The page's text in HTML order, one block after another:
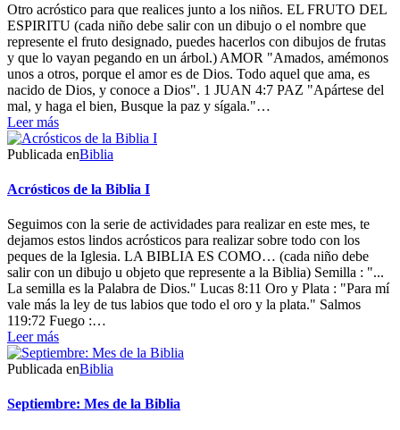
Otro acróstico para que realices junto a los niños. EL FRUTO DEL
ESPIRITU (cada niño debe salir con un dibujo o el nombre que
represente el fruto designado, puedes hacerlos con dibujos de frutas
y que lo vayan pegando en un árbol.) AMOR "Amados, amémonos
unos a otros, porque el amor es de Dios. Todo aquel que ama, es
nacido de Dios, y conoce a Dios". 1 JUAN 4:7 PAZ "Apártese del
mal, y haga el bien, Busque la paz y sígala."…
Leer más
Publicada enBiblia
Acrósticos de la Biblia I
Seguimos con la serie de actividades para realizar en este mes, te
dejamos estos lindos acrósticos para realizar sobre todo con los
peques de la Iglesia. LA BIBLIA ES COMO… (cada niño debe
salir con un dibujo u objeto que represente a la Biblia) Semilla : "...
La semilla es la Palabra de Dios." Lucas 8:11 Oro y Plata : "Para mí
vale más la ley de tus labios que todo el oro y la plata." Salmos
119:72 Fuego :…
Leer más
Publicada enBiblia
Septiembre: Mes de la Biblia